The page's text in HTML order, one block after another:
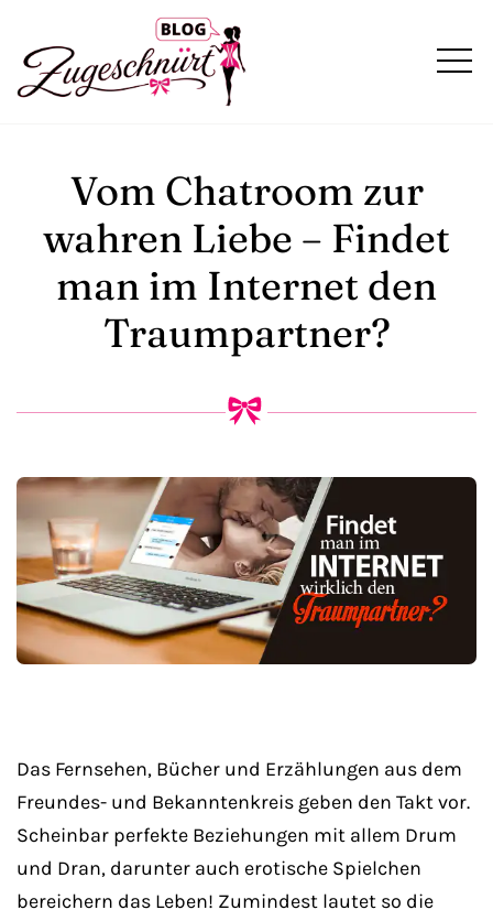
Vom Chatroom zur
wahren Liebe – Findet
man im Internet den
Traumpartner?
Das Fernsehen, Bücher und Erzählungen aus dem
Freundes- und Bekanntenkreis geben den Takt vor.
Scheinbar perfekte Beziehungen mit allem Drum
und Dran, darunter auch erotische Spielchen
bereichern das Leben! Zumindest lautet so die